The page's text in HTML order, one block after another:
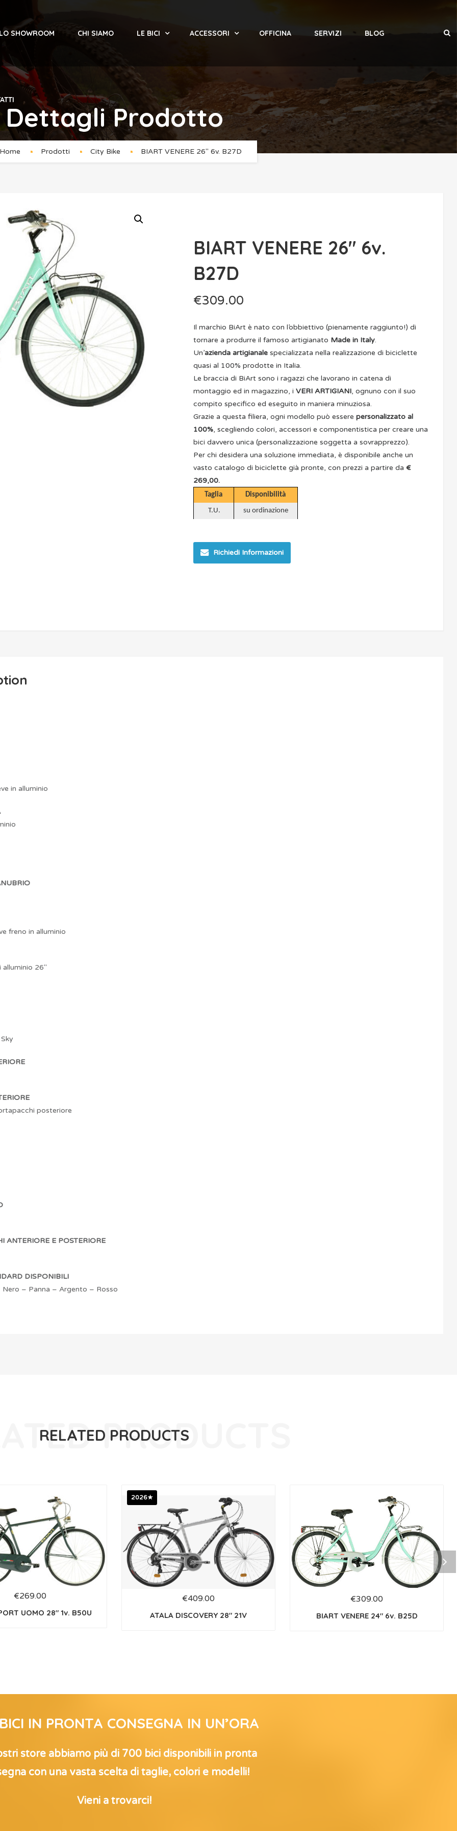
SHOWROOM CHI SIAMO LE BICI ACCESSORI OFFICINA SERVIZI BLOG
Dettagli Prodotto
Home Prodotti City Bike BIART VENERE 26″ 6v. B27D
BIART VENERE 26″ 6v.
B27D
€309.00
Il marchio BiArt è nato con l’obbiettivo (pienamente raggiunto!) di
tornare a produrre il famoso artigianato Made in Italy.
Un’azienda artigianalespecializzata nella realizzazione di biciclette
quasi al 100% prodotte in Italia.
Le braccia di BiArt sono i ragazzi che lavorano in catena di
montaggio ed in magazzino, i VERI ARTIGIANI, ognuno con il suo
compito specifico ed eseguito in maniera minuziosa.
Grazie a questa filiera, ogni modello può essere personalizzato al
100%, scegliendo colori, accessori e componentistica per creare una
bici davvero unica (personalizzazione soggetta a sovrapprezzo).
Per chi desidera una soluzione immediata, è disponibile anche un
vasto catalogo di biciclette già pronte, con prezzi a partire da €
269,00.
Taglia Disponibilità
T.U. su ordinazione
Richiedi Informazioni
in alluminio
freno in alluminio
alluminio 26″
posteriore
ANTERIORE E POSTERIORE
DISPONIBILI
– Panna – Argento – Rosso
RELATED PRODUCTS
€269.00
UOMO 28″ 1v. B50U
2026★
€409.00
ATALA DISCOVERY 28″ 21V
€309.00
BIART VENERE 24″ 6v. B25D
IN PRONTA CONSEGNA IN UN’ORA
store abbiamo più di 700 bici disponibili in pronta
con una vasta scelta di taglie, colori e modelli!
Vieni a trovarci!